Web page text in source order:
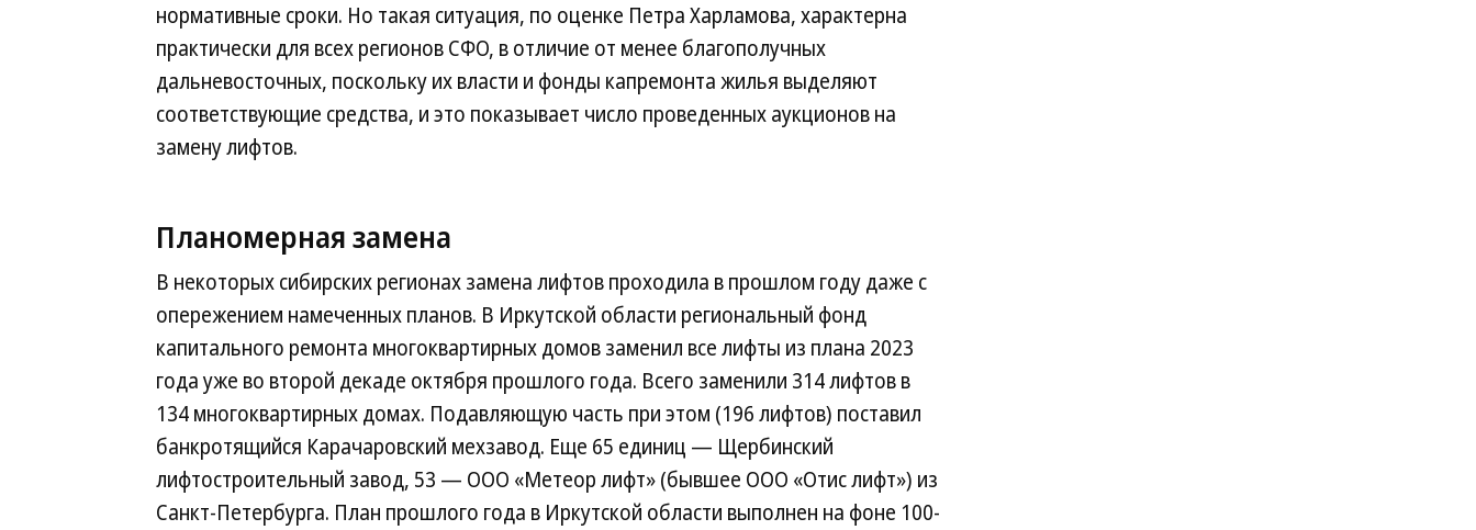
нормативные сроки. Но такая ситуация, по оценке Петра Харламова, характерна
практически для всех регионов СФО, в отличие от менее благополучных
дальневосточных, поскольку их власти и фонды кап­ремонта жилья выделяют
соответствующие средства, и это показывает число проведенных аукционов на
замену лифтов.
Планомерная замена
В некоторых сибирских регионах замена лифтов проходила в прошлом году даже с
опережением намеченных планов. В Иркутской области региональный фонд
капитального ремонта многоквартирных домов заменил все лифты из плана 2023
года уже во второй декаде октября прошлого года. Всего заменили 314 лифтов в
134 многоквартирных домах. Подавляющую часть при этом (196 лифтов) поставил
банкротящийся Карачаровский мехзавод. Еще 65 единиц — Щербинский
лифтостроительный завод, 53 — ООО «Метеор лифт» (бывшее ООО «Отис лифт») из
Санкт-Петербурга. План прошлого года в Иркутской области выполнен на фоне 100-